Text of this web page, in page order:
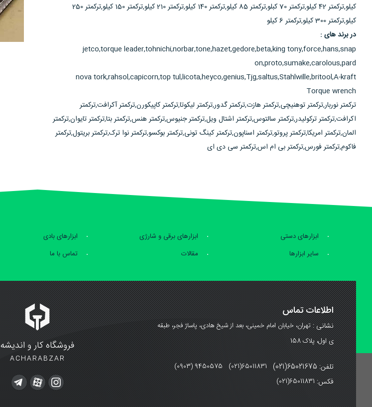
کیلو,ترکمتر 42 کیلو,ترکمتر 70 کبلو,ترکمتر 85 کیلو,ترکمتر 140 کیلو,ترکمتر 210 کیلو,ترکمتر 150 کیلو,ترکمتر 250
کیلو,ترکمتر 300 کیلو,ترکمتر 6 کیلو
در برند های :
jetco,torque leader,tohnichi,norbar,tone,hazet,gedore,beta,king tony,force,hans,snap
on,proto,sumake,carolous,pard
nova tork,rahsol,capicorn,top tul,licota,heyco,genius,Tjg,saltus,Stahlwille,britool,A-kraft
Torque wrench
ترکمتر نوربار,ترکمتر توهنیچی,ترکمتر هازت,ترکمتر گدور,ترکمتر لیکوتا,ترکمتر کاپیکورن,ترکمتر آکرافت,ترکمتر
اکرافت,ترکمتر ترکولیدر,ترکمتر سالتوس,ترکمتر اشتال ویل,ترکمتر جنیوس,ترکمتر هنس,ترکمتر بتا,ترکمتر تایوان,ترکمتر
المان,ترکمتر امریکا,ترکمتر پروتو,ترکمتر اسناپون,ترکمتر کینگ تونی,ترکمتر بوکسو,ترکمتر نوا ترک,ترکمتر بریتول,ترکمتر
فاکوم,ترکمتر فورس,ترکمتر بی ام اس,ترکمتر سی دی ای
ابزارهای دستی ابزارهای برقی و شارژی ابزارهای بادی
سایر ابزارها
مقالات تماس با ما
فروشگاه کار و اندیشه
ACHARABZAR
اطلاعات تماس
نشانی :تهران، خیابان امام خمینی، بعد از شیخ هادی، پاساژ فجر، طبقه
ی اول، پلاک 158
تلفن: 65021675(021) (0903) 9450575 (021)65011831
فکس:(021)65011831